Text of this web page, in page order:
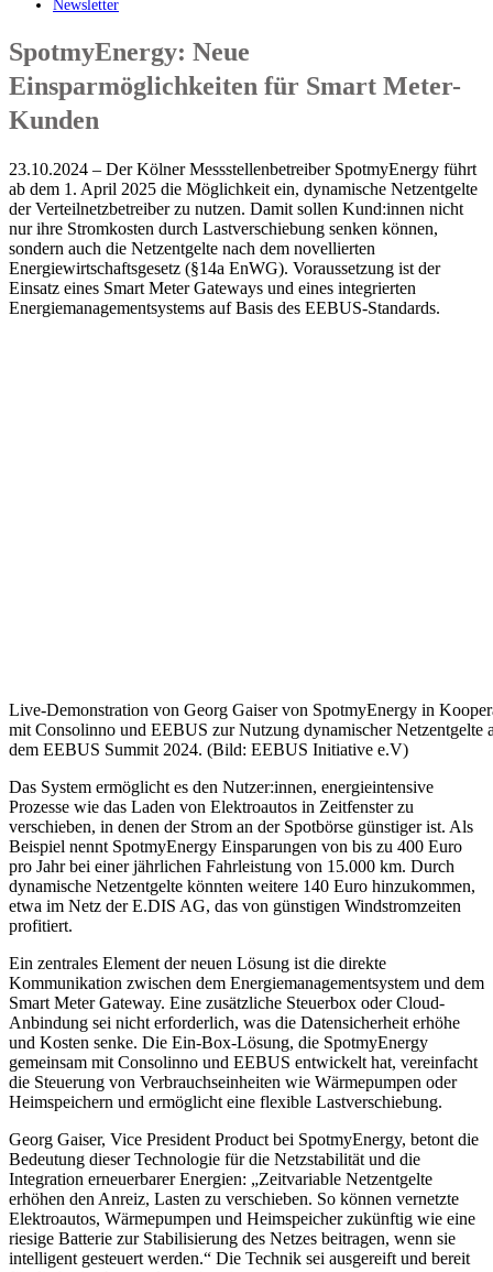
Newsletter
SpotmyEnergy: Neue
Einsparmöglichkeiten für Smart Meter-
Kunden
23.10.2024 – Der Kölner Messstellenbetreiber SpotmyEnergy führt
ab dem 1. April 2025 die Möglichkeit ein, dynamische Netzentgelte
der Verteilnetzbetreiber zu nutzen. Damit sollen Kund:innen nicht
nur ihre Stromkosten durch Lastverschiebung senken können,
sondern auch die Netzentgelte nach dem novellierten
Energiewirtschaftsgesetz (§14a EnWG). Voraussetzung ist der
Einsatz eines Smart Meter Gateways und eines integrierten
Energiemanagementsystems auf Basis des EEBUS-Standards.
Live-Demonstration von Georg Gaiser von SpotmyEnergy in
mit Consolinno und EEBUS zur Nutzung dynamischer Netzentgelte
dem EEBUS Summit 2024. (Bild: EEBUS Initiative e.V)
Das System ermöglicht es den Nutzer:innen, energieintensive
Prozesse wie das Laden von Elektroautos in Zeitfenster zu
verschieben, in denen der Strom an der Spotbörse günstiger ist. Als
Beispiel nennt SpotmyEnergy Einsparungen von bis zu 400 Euro
pro Jahr bei einer jährlichen Fahrleistung von 15.000 km. Durch
dynamische Netzentgelte könnten weitere 140 Euro hinzukommen,
etwa im Netz der E.DIS AG, das von günstigen Windstromzeiten
profitiert.
Ein zentrales Element der neuen Lösung ist die direkte
Kommunikation zwischen dem Energiemanagementsystem und dem
Smart Meter Gateway. Eine zusätzliche Steuerbox oder Cloud-
Anbindung sei nicht erforderlich, was die Datensicherheit erhöhe
und Kosten senke. Die Ein-Box-Lösung, die SpotmyEnergy
gemeinsam mit Consolinno und EEBUS entwickelt hat, vereinfacht
die Steuerung von Verbrauchseinheiten wie Wärmepumpen oder
Heimspeichern und ermöglicht eine flexible Lastverschiebung.
Georg Gaiser, Vice President Product bei SpotmyEnergy, betont die
Bedeutung dieser Technologie für die Netzstabilität und die
Integration erneuerbarer Energien: „Zeitvariable Netzentgelte
erhöhen den Anreiz, Lasten zu verschieben. So können vernetzte
Elektroautos, Wärmepumpen und Heimspeicher zukünftig wie eine
riesige Batterie zur Stabilisierung des Netzes beitragen, wenn sie
intelligent gesteuert werden.“ Die Technik sei ausgereift und bereit